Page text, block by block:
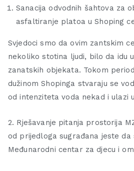
Sanacija odvodnih šahtova za
asfaltiranje platoa u Shoping
Svjedoci smo da ovim zantskim
nekoliko stotina ljudi, bilo da idu
zanatskih objekata. Tokom
dužinom Shopinga stvaraju se
od intenziteta voda nekad i ulazi
2. Rješavanje pitanja prostorija
od prijedloga sugrađana jeste da
Međunarodni centar za djecu i